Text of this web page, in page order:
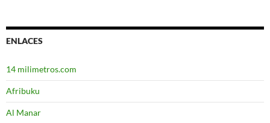
ENLACES
14 milimetros.com
Afribuku
Al Manar